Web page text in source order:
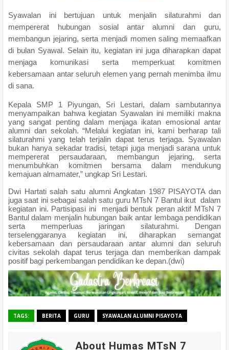
Syawalan ini bertujuan untuk menjalin silaturahmi dan
mempererat hubungan sosial antar alumni dan guru,
membangun jejaring, serta menjadi momen saling memaafkan
di bulan Syawal. Selain itu, kegiatan ini juga diharapkan dapat
menjaga komunikasi serta memperkuat komitmen
kebersamaan antar seluruh elemen yang pernah menimba ilmu
di sana.
Kepala SMP 1 Piyungan, Sri Lestari, dalam sambutannya
menyampaikan bahwa kegiatan Syawalan ini memiliki makna
yang sangat penting dalam menjaga ikatan emosional antar
alumni dan sekolah. “Melalui kegiatan ini, kami berharap tali
silaturahmi yang telah terjalin dapat terus terjaga. Syawalan
bukan hanya sekadar tradisi, tetapi juga menjadi sarana untuk
mempererat persaudaraan, membangun jejaring, serta
menumbuhkan komitmen bersama dalam mendukung
kemajuan almamater,” ungkap Sri Lestari.
Dwi Hartati salah satu alumni Angkatan 1987 PISAYOTA dan
juga saat ini sebagai salah satu guru MTsN 7 Bantul ikut dalam
kegiatan ini. Partisipasi ini menjadi bentuk peran aktif MTsN 7
Bantul dalam menjalin hubungan baik antar lembaga pendidikan
serta memperluas jaringan silaturahmi. Dengan
terselenggaranya kegiatan ini, diharapkan semangat
kebersamaan dan persaudaraan antar alumni dan seluruh
civitas sekolah dapat terus terjaga dan memberikan dampak
positif bagi perkembangan pendidikan ke depan.(dwi)
TAGS: BERITA GURU SYAWALAN ALUMNI PISAYOTA
About Humas MTsN 7